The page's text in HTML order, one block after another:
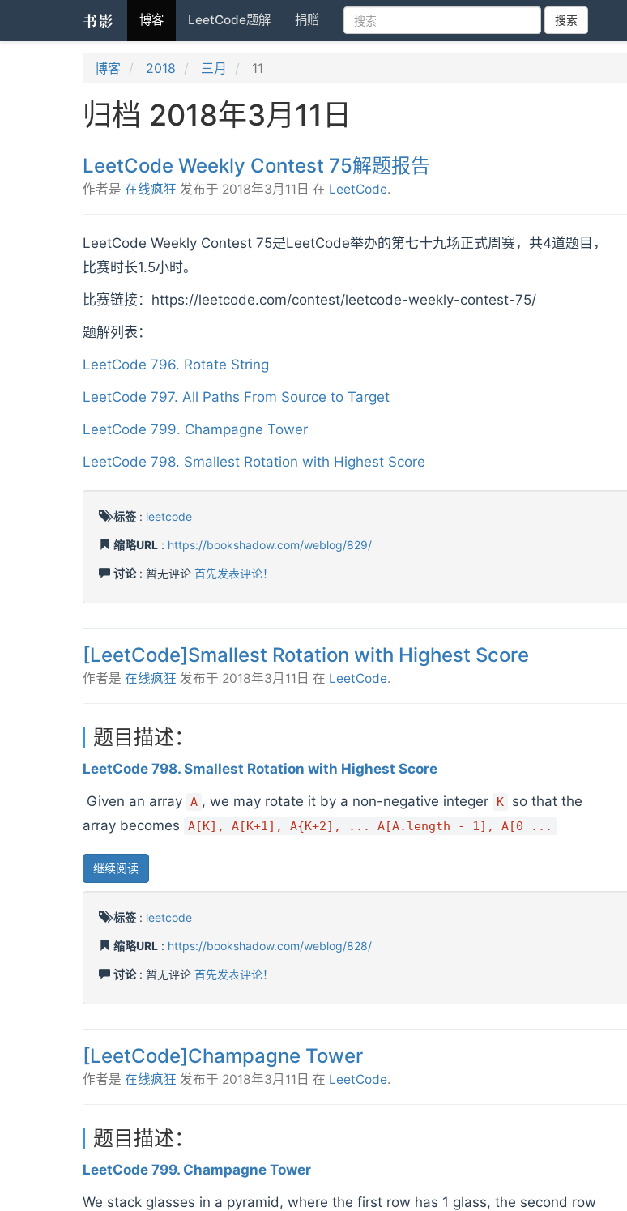
书影 博客 LeetCode题解 捐赠 搜索
博客 2018 三月 11
归档 2018年3月11日
LeetCode Weekly Contest 75解题报告
作者是 在线疯狂 发布于 2018年3月11日 在 LeetCode.
LeetCode Weekly Contest 75是LeetCode举办的第七十九场正式周赛，共4道题目，
比赛时长1.5小时。
比赛链接：https://leetcode.com/contest/leetcode-weekly-contest-75/
题解列表：
LeetCode 796. Rotate String
LeetCode 797. All Paths From Source to Target
LeetCode 799. Champagne Tower
LeetCode 798. Smallest Rotation with Highest Score
标签 : leetcode
缩略URL : https://bookshadow.com/weblog/829/
讨论: 暂无评论 首先发表评论！
[LeetCode]Smallest Rotation with Highest Score
作者是 在线疯狂 发布于 2018年3月11日 在 LeetCode.
题目描述：
LeetCode 798. Smallest Rotation with Highest Score
Given an array A , we may rotate it by a non-negative integer K
so that the
array becomes
A[K], A[K+1], A{K+2], ... A[A.length - 1], A[0 ...
继续阅读
标签 : leetcode
缩略URL : https://bookshadow.com/weblog/828/
讨论: 暂无评论 首先发表评论！
[LeetCode]Champagne Tower
作者是 在线疯狂 发布于 2018年3月11日 在 LeetCode.
题目描述：
LeetCode 799. Champagne Tower
We stack glasses in a pyramid, where the first row has 1 glass, the second row